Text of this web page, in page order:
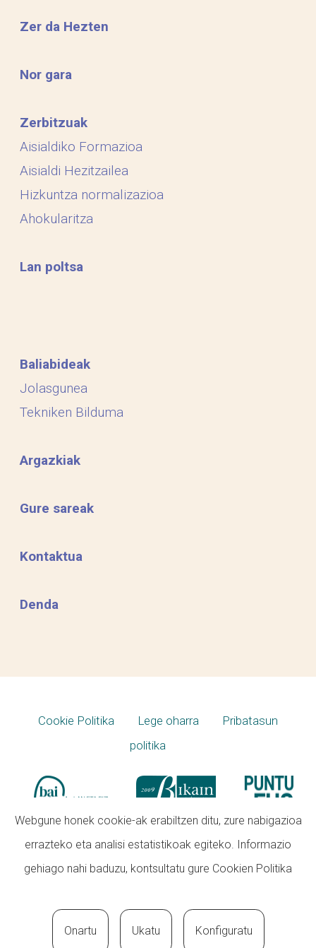
Zer da Hezten
Nor gara
Zerbitzuak
Aisialdiko Formazioa
Aisialdi Hezitzailea
Hizkuntza normalizazioa
Ahokularitza
Lan poltsa
Baliabideak
Jolasgunea
Tekniken Bilduma
Argazkiak
Gure sareak
Kontaktua
Denda
Cookie Politika Lege oharra
Pribatasun
politika
Webgune honek cookie-ak erabiltzen ditu, zure nabigazioa
errazteko eta analisi estatistikoak egiteko. Informazio
gehiago nahi baduzu, kontsultatu gure Cookien Politika
Onartu Ukatu Konfiguratu